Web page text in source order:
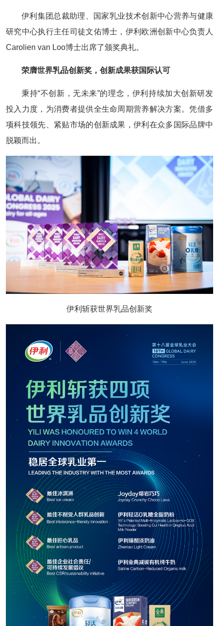
伊利集团总裁助理、国家乳业技术创新中心营养与健康
研究中心执行主任司徒文佑博士，伊利欧洲创新中心负责人
Carolien van Loo博士出席了颁奖典礼。
荣膺世界乳品创新奖，创新成果获国际认可
秉持“不创新，无未来”的理念，伊利持续加大创新研发
投入力度，为消费者提供全生命周期营养解决方案。凭借多
项科技领先、紧贴市场的创新成果，伊利在众多国际品牌中
脱颖而出。
伊利斩获世界乳品创新奖